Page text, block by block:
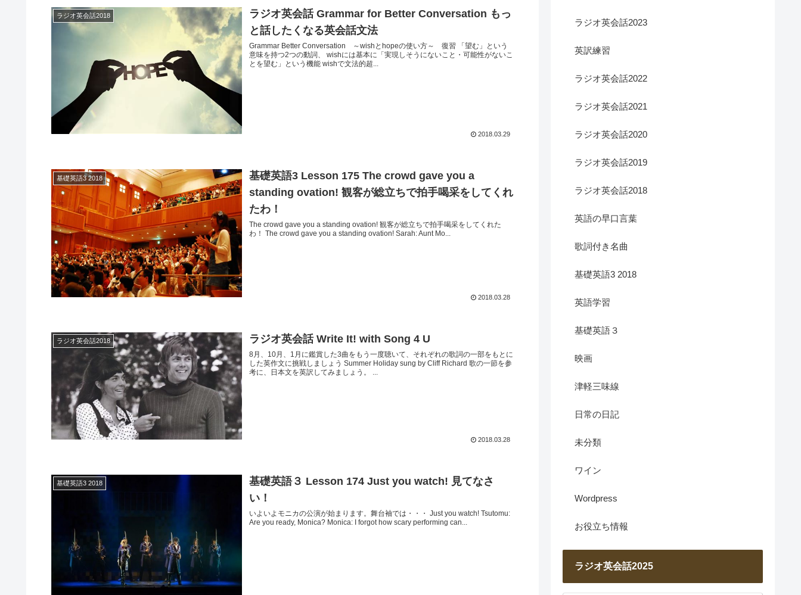
ラジオ英会話2018
ラジオ英会話 Grammar for Better Conversation もっ
と話したくなる英会話文法
Grammar Better Conversation ～wishとhopeの使い方～ 復習 「望む」という
意味を持つ2つの動詞、 wishには基本に「実現しそうにないこと・可能性がないこ
とを望む」という機能 wishで文法的超...
2018.03.29
基礎英語3 2018
基礎英語3 Lesson 175 The crowd gave you a
standing ovation! 観客が総立ちで拍手喝采をしてくれ
たわ！
The crowd gave you a standing ovation! 観客が総立ちで拍手喝采をしてくれた
わ！ The crowd gave you a standing ovation! Sarah: Aunt Mo...
2018.03.28
ラジオ英会話2018 ラジオ英会話 Write It! with Song 4 U
8月、10月、1月に鑑賞した3曲をもう一度聴いて、それぞれの歌詞の一部をもとに
した英作文に挑戦しましょう Summer Holiday sung by Cliff Richard 歌の一節を参
考に、日本文を英訳してみましょう。 ...
2018.03.28
基礎英語3 2018
基礎英語３ Lesson 174 Just you watch! 見てなさ
い！
いよいよモニカの公演が始まります。舞台袖では・・・ Just you watch! Tsutomu:
Are you ready, Monica? Monica: I forgot how scary performing can...
ラジオ英会話2023
英訳練習
ラジオ英会話2022
ラジオ英会話2021
ラジオ英会話2020
ラジオ英会話2019
ラジオ英会話2018
英語の早口言葉
歌詞付き名曲
基礎英語3 2018
英語学習
基礎英語３
映画
津軽三味線
日常の日記
未分類
ワイン
Wordpress
お役立ち情報
ラジオ英会話2025